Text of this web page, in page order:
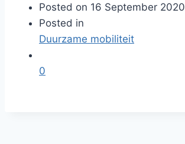
Posted on 16 September 2020
Posted in
Duurzame mobiliteit
0